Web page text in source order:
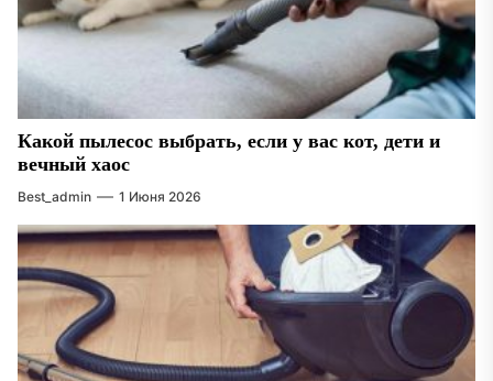
Какой пылесос выбрать, если у вас кот, дети и
вечный хаос
Best_admin 1 Июня 2026